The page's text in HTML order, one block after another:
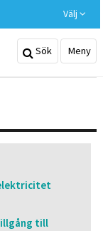
Välj
Sök Meny
till